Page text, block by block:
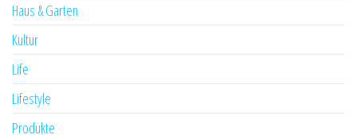
Haus & Garten
Kultur
Life
Lifestyle
Produkte